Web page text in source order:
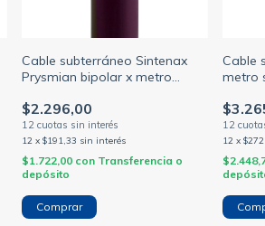
Cable subterráneo Sintenax
Prysmian bipolar x metro
(PRYSMIAN)
$2.296,00
12 x $191,33 sin interés
$1.722,00 con Transferencia o
depósito
Comprar
Cable
metro
12 x